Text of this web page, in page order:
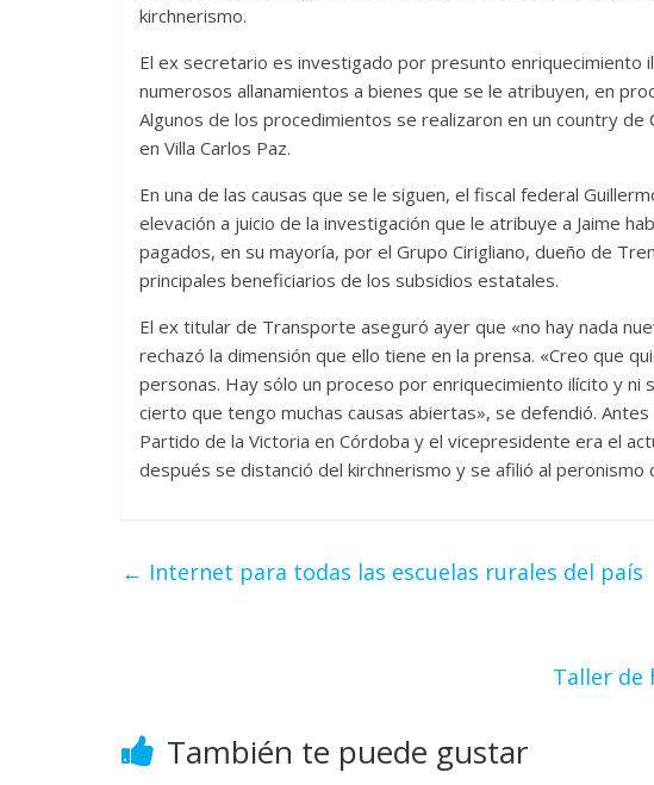
kirchnerismo.
El ex secretario es investigado por presunto enriquecimiento
numerosos allanamientos a bienes que se le atribuyen, en
Algunos de los procedimientos se realizaron en un country de
en Villa Carlos Paz.
En una de las causas que se le siguen, el fiscal federal
elevación a juicio de la investigación que le atribuye a Jaime
pagados, en su mayoría, por el Grupo Cirigliano, dueño de
principales beneficiarios de los subsidios estatales.
El ex titular de Transporte aseguró ayer que «no hay nada
rechazó la dimensión que ello tiene en la prensa. «Creo que
personas. Hay sólo un proceso por enriquecimiento ilícito y ni
cierto que tengo muchas causas abiertas», se defendió.
Partido de la Victoria en Córdoba y el vicepresidente era el
después se distanció del kirchnerismo y se afilió al peronismo
← Internet para todas las escuelas rurales del país
Taller de
También te puede gustar